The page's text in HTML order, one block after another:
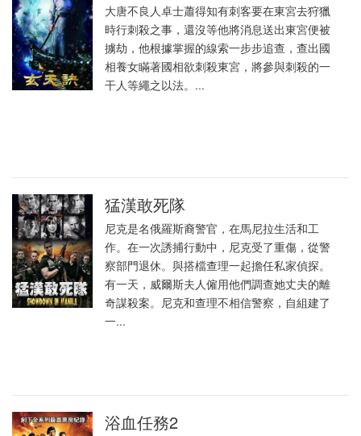
大唐不良人卓士蕭得知有刺客要在東宮去狩獵
時行刺殺之事，還沒等他將消息送出東宮便被
擄劫，他根據掌握的線索一步步追查，查出國
相養女瞞著國相欲刺殺東宮，將參與刺殺的一
干人等繩之以法。...
猛漢敢死隊
尼克是名俄羅斯裔警官，在馬尼拉生活和工
作。在一次誘捕行動中，尼克受了重傷，從警
察部門退休。與搭檔查理一起擔任私家偵探。
有一天，威爾斯夫人僱用他們調查她丈夫的離
奇謀殺案。尼克和查理不相信警察，自組建了
一...
浴血任務2